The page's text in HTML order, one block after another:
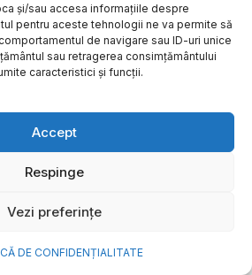
și/sau accesa informațiile despre
pentru aceste tehnologii ne va permite să
de navigare sau ID-uri unice
sau retragerea consimțământului
caracteristici și funcții.
Accept
Respinge
Vezi preferințe
DE CONFIDENȚIALITATE
& Gas: un program